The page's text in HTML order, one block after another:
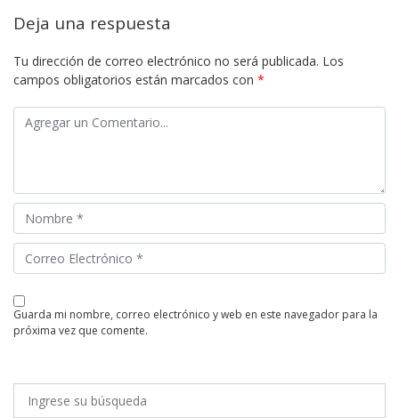
Deja una respuesta
Tu dirección de correo electrónico no será publicada. Los
campos obligatorios están marcados con *
guarda mi nombre, correo electrónico y web en este navegador para la
próxima vez que comente.